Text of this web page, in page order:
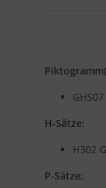
GHS07
H-Sätze:
H302
P-Sätze: